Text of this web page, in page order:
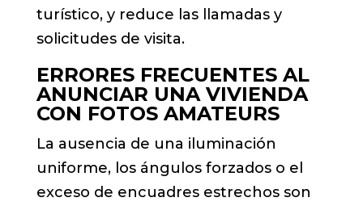
turístico, y reduce las llamadas y
solicitudes de visita.
ERRORES FRECUENTES AL
ANUNCIAR UNA VIVIENDA
CON FOTOS AMATEURS
La ausencia de una iluminación
uniforme, los ángulos forzados o el
exceso de encuadres estrechos son